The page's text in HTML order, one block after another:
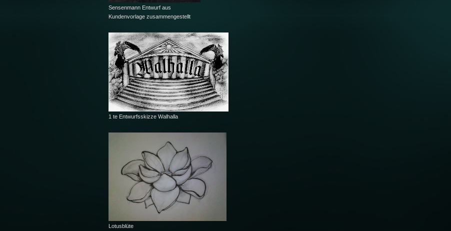
Sensenmann Entwurf aus
Kundenvorlage zusammengestellt
1 te Entwurfsskizze Walhalla
Lotusblüte